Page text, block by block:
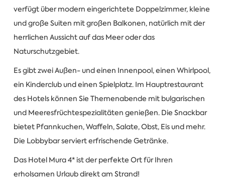
verfügt über modern eingerichtete Doppelzimmer, kleine
und große Suiten mit großen Balkonen, natürlich mit der
herrlichen Aussicht auf das Meer oder das
Naturschutzgebiet.
Es gibt zwei Außen- und einen Innenpool, einen Whirlpool,
ein Kinderclub und einen Spielplatz. Im Hauptrestaurant
des Hotels können Sie Themenabende mit bulgarischen
und Meeresfrüchtespezialitäten genießen. Die Snackbar
bietet Pfannkuchen, Waffeln, Salate, Obst, Eis und mehr.
Die Lobbybar serviert erfrischende Getränke.
Das Hotel Mura 4* ist der perfekte Ort für Ihren
erholsamen Urlaub direkt am Strand!